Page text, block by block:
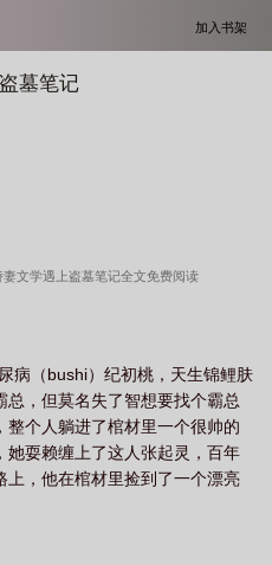
加入书架
墓笔记
妻文学遇上盗墓笔记全文免费阅读
上盗墓笔记TXT百度 当娇妻文学遇上盗
全文免费阅读 当娇妻文学遇上盗墓笔记
遇上盗墓笔记格格 当娇妻文学遇上盗墓
记格格 我想去种田
病（bushi）纪初桃，天生锦鲤肤
，但莫名失了智想要找个霸总
个人躺进了棺材里一个很帅的
耍赖缠上了这人张起灵，百年
，他在棺材里捡到了一个漂亮
险，她都不曾离开后来，这个